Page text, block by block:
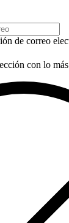
de correo
con lo